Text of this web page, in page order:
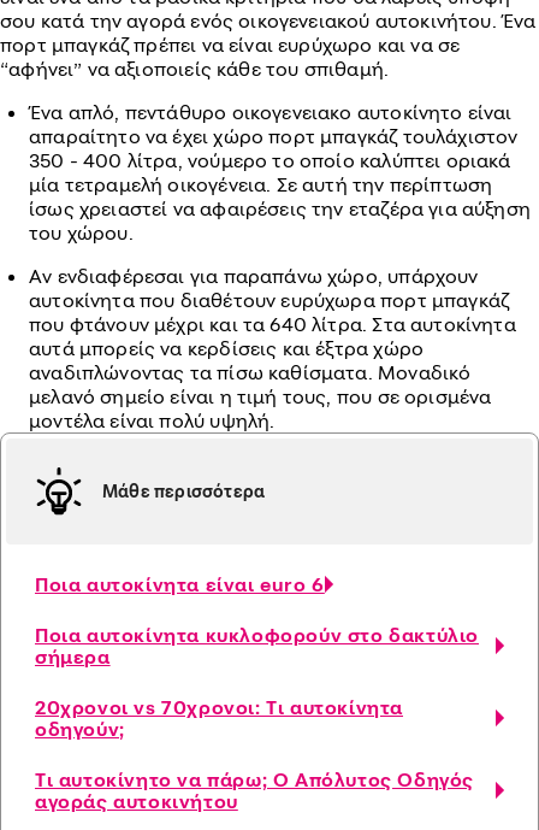
σου κατά την αγορά ενός οικογενειακού αυτοκινήτου. Ένα
πορτ μπαγκάζ πρέπει να είναι ευρύχωρο και να σε
“αφήνει” να αξιοποιείς κάθε του σπιθαμή.
Ένα απλό, πεντάθυρο οικογενειακο αυτοκίνητο είναι
απαραίτητο να έχει χώρο πορτ μπαγκάζ τουλάχιστον
350 - 400 λίτρα, νούμερο το οποίο καλύπτει οριακά
μία τετραμελή οικογένεια. Σε αυτή την περίπτωση
ίσως χρειαστεί να αφαιρέσεις την εταζέρα για αύξηση
του χώρου.
Αν ενδιαφέρεσαι για παραπάνω χώρο, υπάρχουν
αυτοκίνητα που διαθέτουν ευρύχωρα πορτ μπαγκάζ
που φτάνουν μέχρι και τα 640 λίτρα. Στα αυτοκίνητα
αυτά μπορείς να κερδίσεις και έξτρα χώρο
αναδιπλώνοντας τα πίσω καθίσματα. Μοναδικό
μελανό σημείο είναι η τιμή τους, που σε ορισμένα
μοντέλα είναι πολύ υψηλή.
Μάθε περισσότερα
Ποια αυτοκίνητα είναι euro 6
Ποια αυτοκίνητα κυκλοφορούν στο δακτύλιο
σήμερα
20χρονοι vs 70χρονοι: Τι αυτοκίνητα
οδηγούν;
Τι αυτοκίνητο να πάρω; Ο Απόλυτος Οδηγός
αγοράς αυτοκινήτου